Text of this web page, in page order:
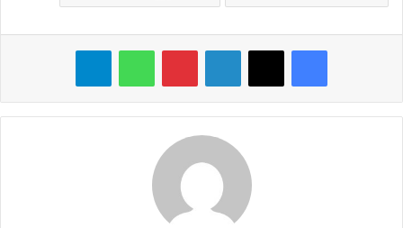
فيسبوك ‫X لينكدإن بينتيريستواتساب تيلقرام